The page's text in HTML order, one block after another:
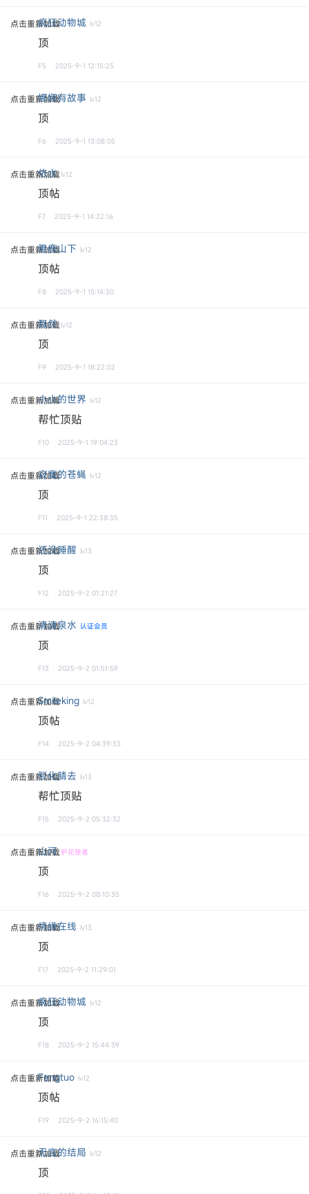
点击重新加载疯狂动物城 lv12
顶
F5 2025-9-1 12:15:25
点击重新加载娜娜有故事 lv12
顶
F6 2025-9-1 13:08:05
点击重新加载
依水 lv12
顶帖
F7 2025-9-1 14:22:16
点击重新加载
雅鹿山下 lv12
顶帖
F8 2025-9-1 15:14:30
点击重新加载
飘然 lv12
顶
F9 2025-9-1 18:22:02
点击重新加载小小的世界 lv12
帮忙顶贴
F10 2025-9-1 19:04:23
点击重新加载寂寞的苍蝇 lv12
顶
F11 2025-9-1 22:38:35
点击重新加载
还没睡醒 lv13
顶
F12 2025-9-2 01:21:27
点击重新加载
清清泉水 认证会员
顶
F13 2025-9-2 01:51:59
点击重新加载Smileking lv12
顶帖
F14 2025-9-2 04:39:33
点击重新加载
驳化腈去 lv13
帮忙顶贴
F15 2025-9-2 05:32:32
点击重新加载
山河 护花使者
顶
F16 2025-9-2 08:10:35
点击重新加载
情缘在线 lv13
顶
F17 2025-9-2 11:29:01
点击重新加载疯狂动物城 lv12
顶
F18 2025-9-2 15:44:39
点击重新加载
Fengtuo lv12
顶帖
F19 2025-9-2 16:15:40
点击重新加载无言的结局 lv12
顶